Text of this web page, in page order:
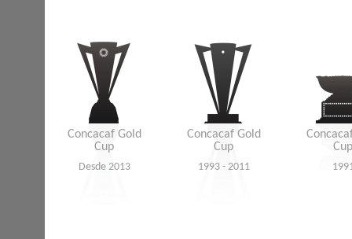
Concacaf Gold
Cup
Desde 2013
Concacaf Gold
Cup
1993 - 2011
Cup